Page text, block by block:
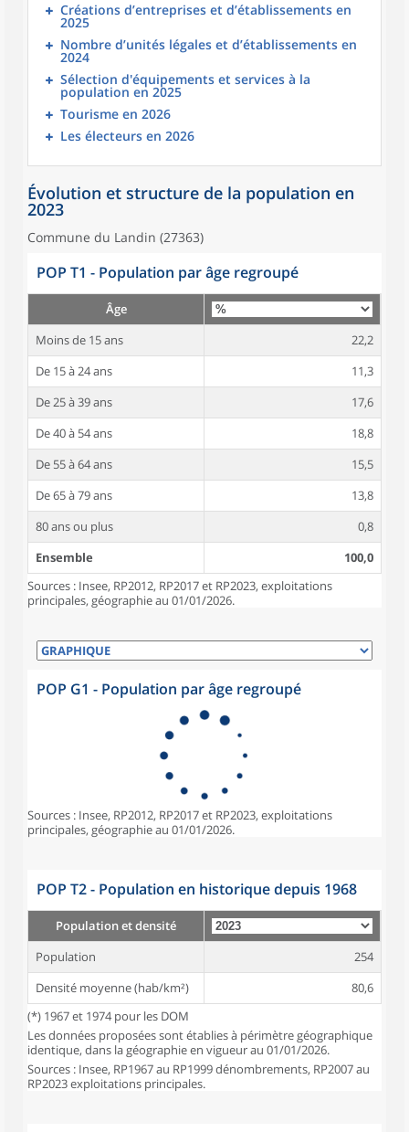
Créations d’entreprises et d’établissements en
2025
Nombre d’unités légales et d’établissements en
2024
Sélection d'équipements et services à la
population en 2025
Tourisme en 2026
Les électeurs en 2026
Évolution et structure de la population en
2023
Commune du Landin (27363)
POP T1 - Population par âge regroupé
Âge
Moins de 15 ans
22,2
De 15 à 24 ans
11,3
De 25 à 39 ans
17,6
De 40 à 54 ans
18,8
De 55 à 64 ans
15,5
De 65 à 79 ans
13,8
80 ans ou plus
0,8
Ensemble
100,0
Sources : Insee, RP2012, RP2017 et RP2023, exploitations
principales, géographie au 01/01/2026.
POP G1 - Population par âge regroupé
Sources : Insee, RP2012, RP2017 et RP2023, exploitations
principales, géographie au 01/01/2026.
POP T2 - Population en historique depuis 1968
Population et densité
Population
254
Densité moyenne (hab/km²)
80,6
(*) 1967 et 1974 pour les DOM
Les données proposées sont établies à périmètre géographique
identique, dans la géographie en vigueur au 01/01/2026.
Sources : Insee, RP1967 au RP1999 dénombrements, RP2007 au
RP2023 exploitations principales.